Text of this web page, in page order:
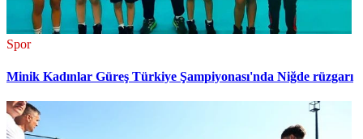
Spor
Minik Kadınlar Güreş Türkiye Şampiyonası'nda Niğde rüzgarı